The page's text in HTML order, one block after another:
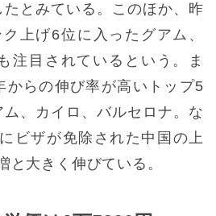
とみている。このほか、昨
上げ6位に入ったグアム、
注目されているという。ま
からの伸び率が高いトップ5
、カイロ、バルセロナ。な
ビザが免除された中国の上
と大きく伸びている。